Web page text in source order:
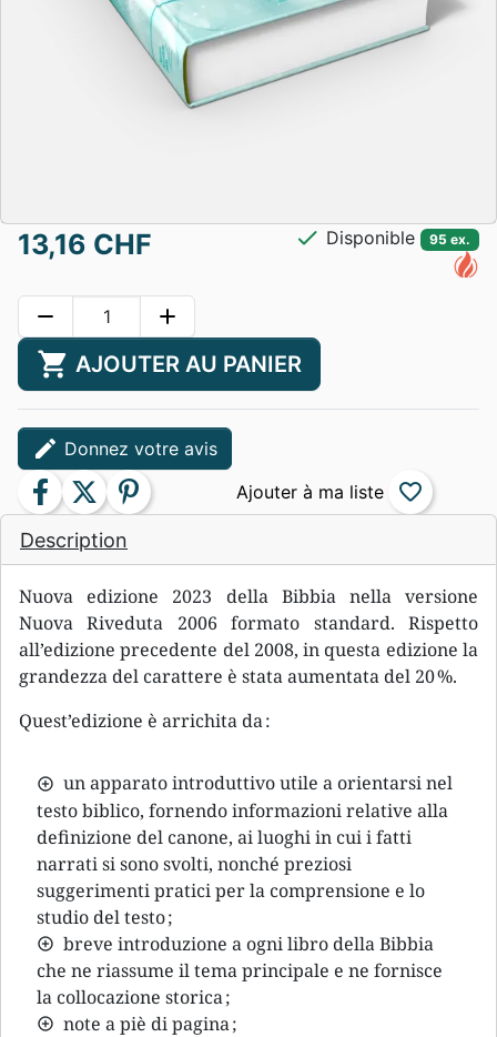
Description
Nuova edizione 2023 della Bibbia nella versione
Nuova Riveduta 2006 formato standard. Rispetto
all’edizione precedente del 2008, in questa edizione la
grandezza del carattere è stata aumentata del 20 %.
Quest’edizione è arrichita da :
un apparato introduttivo utile a orientarsi nel
testo biblico, fornendo informazioni relative alla
definizione del canone, ai luoghi in cui i fatti
narrati si sono svolti, nonché preziosi
suggerimenti pratici per la comprensione e lo
studio del testo ;
breve introduzione a ogni libro della Bibbia
che ne riassume il tema principale e ne fornisce
la collocazione storica ;
note a piè di pagina ;
13,16 CHF check Disponible 95 ex.
remove add
shopping_cart AJOUTER AU PANIER
edit Donnez votre avis
facebook twitter pinterest favorite_border